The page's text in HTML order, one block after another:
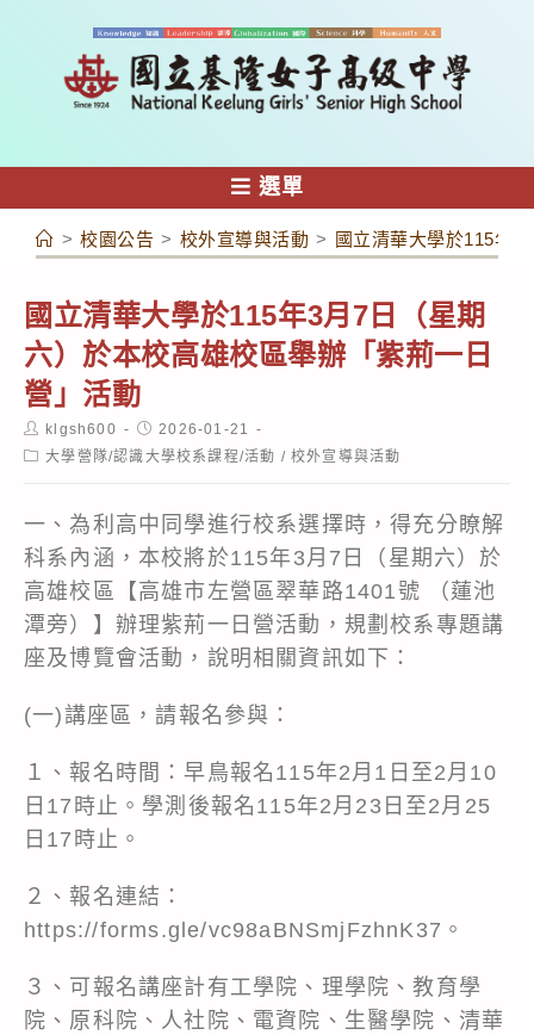
容
選單
> 校園公告 > 校外宣導與活動 > 國立清華大學於115年3
國立清華大學於115年3月7日（星期
六）於本校高雄校區舉辦「紫荊一日
營」活動
Post
author:
klgsh600
Post
published:
2026-01-21
Post大學營隊/認識大學校系課程/活動 / 校外宣導與活動
一、為利高中同學進行校系選擇時，得充分瞭解
科系內涵，本校將於115年3月7日（星期六）於
高雄校區【高雄市左營區翠華路1401號 （蓮池
潭旁）】辦理紫荊一日營活動，規劃校系專題講
座及博覽會活動，說明相關資訊如下：
(一)講座區，請報名參與：
１、報名時間：早鳥報名115年2月1日至2月10
日17時止。學測後報名115年2月23日至2月25
日17時止。
２、報名連結：
https://forms.gle/vc98aBNSmjFzhnK37 。
３、可報名講座計有工學院、理學院、教育學
院、原科院、人社院、電資院、生醫學院、清華